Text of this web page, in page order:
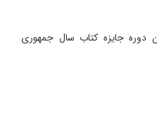
جایزه کتاب سال جمهوری